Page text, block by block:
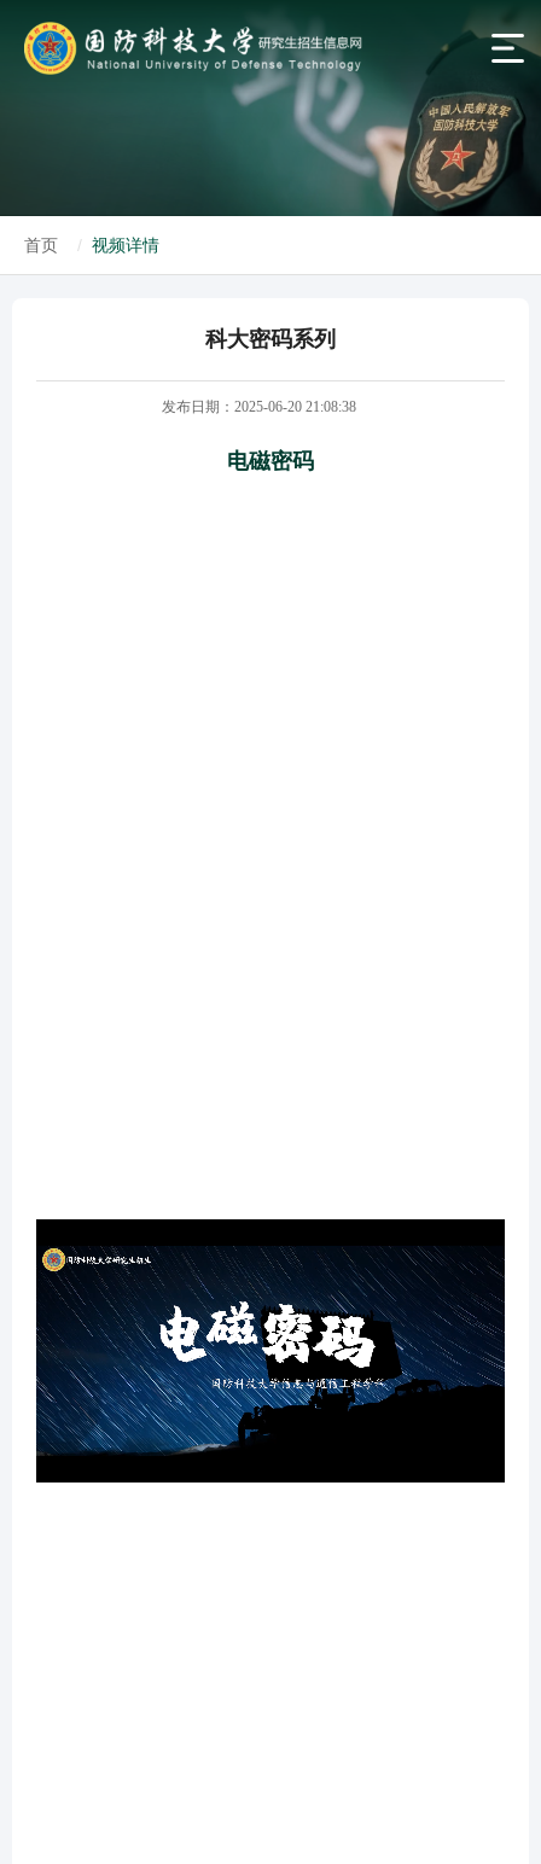
首页 视频详情
科大密码系列
发布日期：2025-06-20 21:08:38
电磁密码